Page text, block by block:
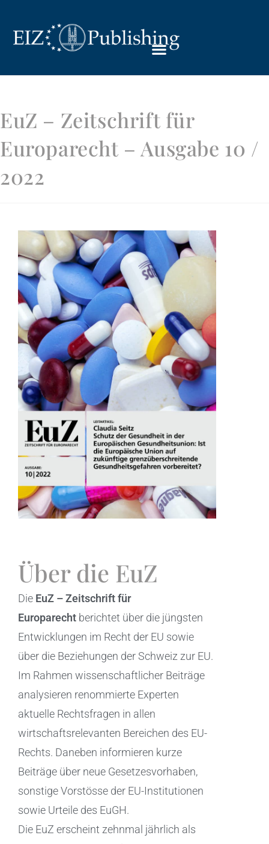
EuZ – Zeitschrift für
Europarecht – Ausgabe 10 /
2022
Über die EuZ
Die EuZ – Zeitschrift für
Europarecht berichtet über die jüngsten
Entwicklungen im Recht der EU sowie
über die Beziehungen der Schweiz zur EU.
Im Rahmen wissenschaftlicher Beiträge
analysieren renommierte Experten
aktuelle Rechtsfragen in allen
wirtschaftsrelevanten Bereichen des EU-
Rechts. Daneben informieren kurze
Beiträge über neue Gesetzesvorhaben,
sonstige Vorstösse der EU-Institutionen
sowie Urteile des EuGH.
Die EuZ erscheint zehnmal jährlich als